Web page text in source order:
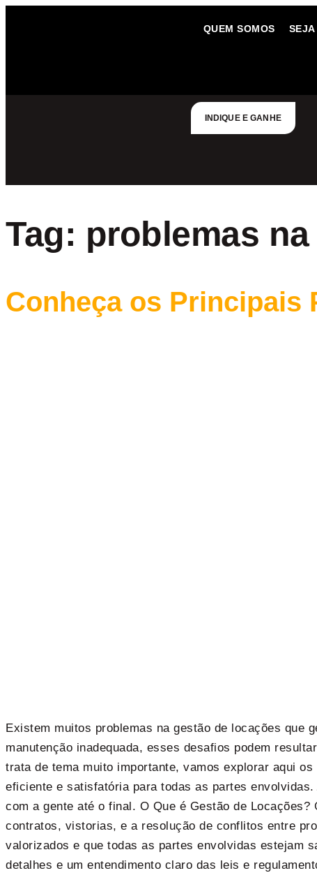
QUEM SOMOS SEJA
INDIQUE E GANHE
Tag: problemas
Conheça os Principais
Existem muitos problemas na gestão de locações
manutenção inadequada, esses desafios podem
trata de tema muito importante, vamos explorar aqui
eficiente e satisfatória para todas as partes
com a gente até o final. O Que é Gestão de
contratos, vistorias, e a resolução de conflitos entre
valorizados e que todas as partes envolvidas estejam
detalhes e um entendimento claro das leis e